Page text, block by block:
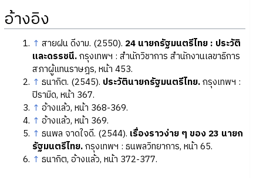
อ้างอิง
↑ สายฝน ดีงาม. (2550). 24 นายกรัฐมนตรีไทย : ประวัติ
และดรรชนี.กรุงเทพฯ : สำนักวิชาการ สำนักงานเลขาธิการ
สภาผู้แทนราษฎร, หน้า 453.
↑ ธนากิต. (2545). ประวัตินายกรัฐมนตรีไทย.กรุงเทพฯ :
ปิรามิด, หน้า 367.
↑ อ้างแล้ว, หน้า 368-369.
↑ อ้างแล้ว, หน้า 369.
↑ ธนพล จาดใจดี. (2544). เรื่องราวง่าย ๆ ของ 23 นายก
รัฐมนตรีไทย.กรุงเทพฯ : ธนพลวิทยาการ, หน้า 65.
↑ ธนากิต, อ้างแล้ว, หน้า 372-377.